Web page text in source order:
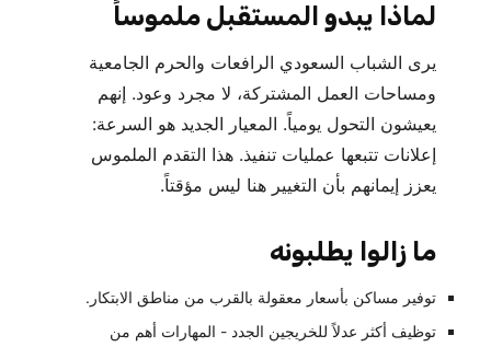
لماذا يبدو المستقبل ملموساً
يرى الشباب السعودي الرافعات والحرم الجامعية
ومساحات العمل المشتركة، لا مجرد وعود. إنهم
يعيشون التحول يومياً. المعيار الجديد هو السرعة:
إعلانات تتبعها عمليات تنفيذ. هذا التقدم الملموس
يعزز إيمانهم بأن التغيير هنا ليس مؤقتاً.
ما زالوا يطلبونه
توفير مساكن بأسعار معقولة بالقرب من مناطق الابتكار.
توظيف أكثر عدلاً للخريجين الجدد - المهارات أهم من